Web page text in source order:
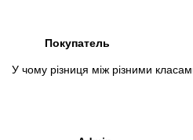
Покупатель
У чому різниця між різними